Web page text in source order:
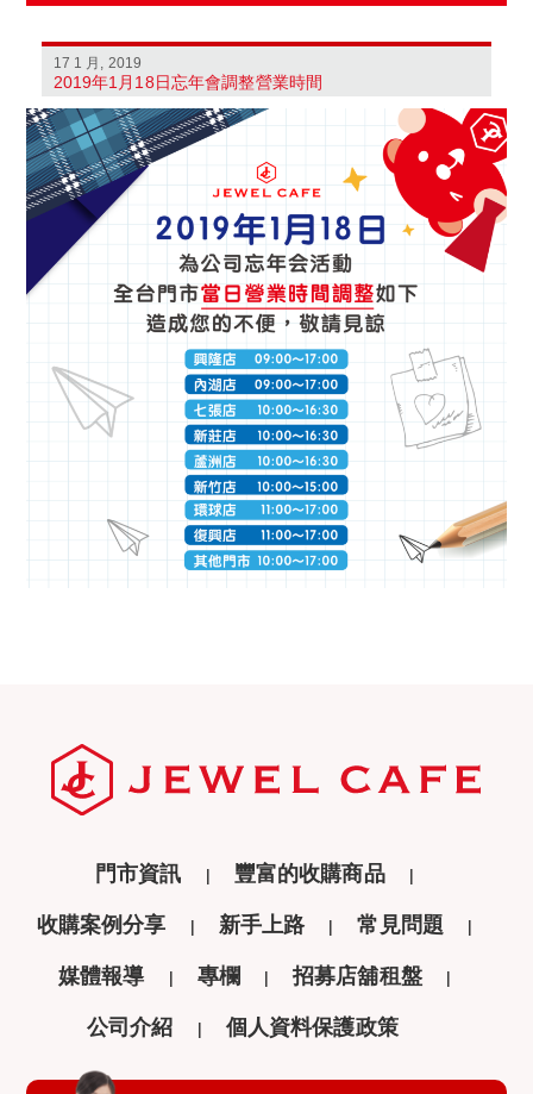
17 1 月, 2019
2019年1月18日忘年會調整營業時間
門市資訊 豐富的收購商品
收購案例分享 新手上路 常見問題
媒體報導 專欄 招募店舖租盤
公司介紹 個人資料保護政策